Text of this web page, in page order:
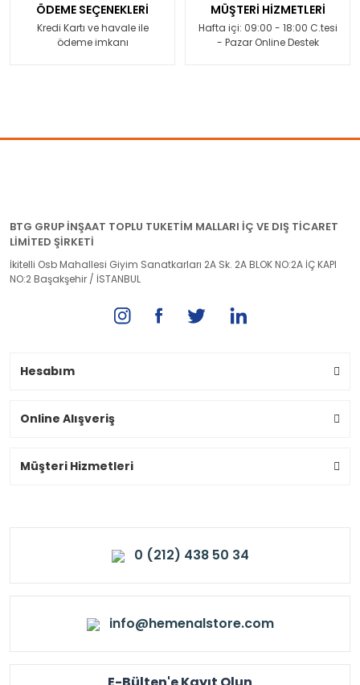
ÖDEME SEÇENEKLERİ
Kredi Kartı ve havale ile
ödeme imkanı
MÜŞTERİ HİZMETLERİ
Hafta içi: 09:00 - 18:00 C.tesi
- Pazar Online Destek
BTG GRUP İNŞAAT TOPLU TUKETİM MALLARI İÇ VE DIŞ TİCARET
LİMİTED ŞİRKETİ
İkitelli Osb Mahallesi Giyim Sanatkarları 2A Sk. 2A BLOK NO:2A İÇ KAPI
NO:2 Başakşehir / İSTANBUL
Hesabım
Online Alışveriş
Müşteri Hizmetleri
0 (212) 438 50 34
info@hemenalstore.com